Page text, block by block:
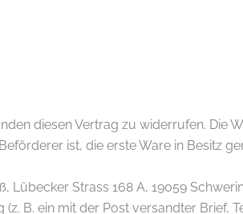
diesen Vertrag zu widerrufen. Die
ist, die erste Ware in Besitz
Strass 168 A, 19059
B. ein mit der Post versandter Brief,